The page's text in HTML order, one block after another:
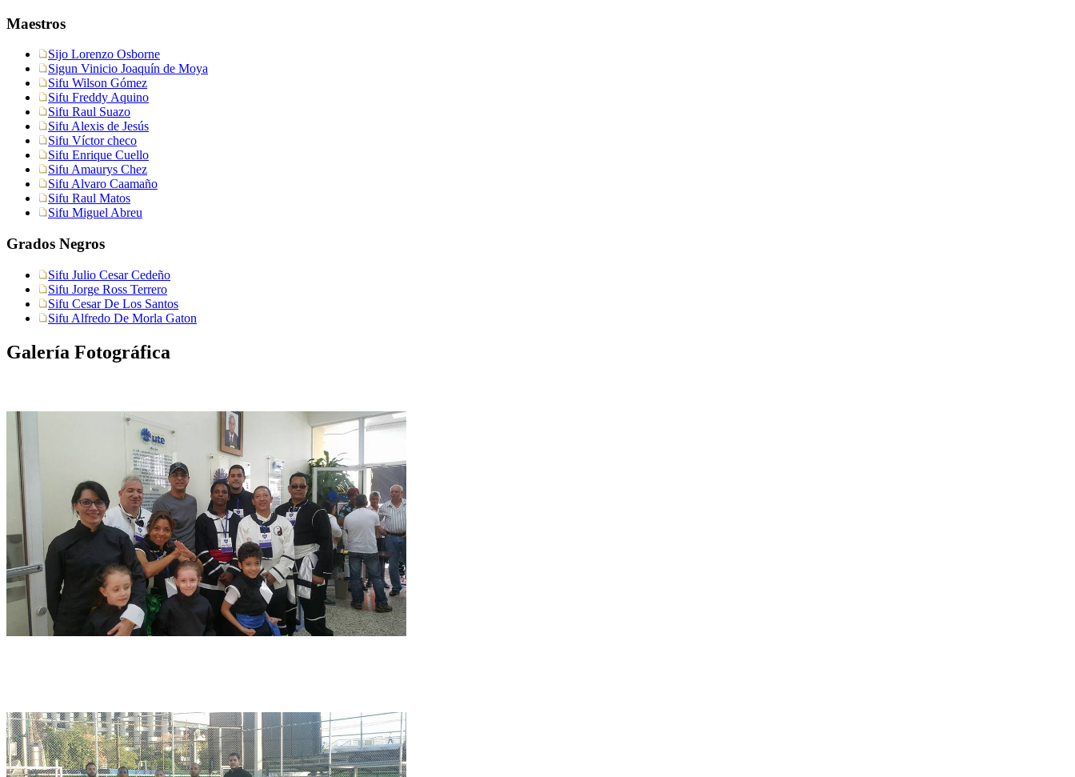
Maestros
Sijo Lorenzo Osborne
Sigun Vinicio Joaquín de Moya
Sifu Wilson Gómez
Sifu Freddy Aquino
Sifu Raul Suazo
Sifu Alexis de Jesús
Sifu Víctor checo
Sifu Enrique Cuello
Sifu Amaurys Chez
Sifu Alvaro Caamaño
Sifu Raul Matos
Sifu Miguel Abreu
Grados Negros
Sifu Julio Cesar Cedeño
Sifu Jorge Ross Terrero
Sifu Cesar De Los Santos
Sifu Alfredo De Morla Gaton
Galería Fotográfica